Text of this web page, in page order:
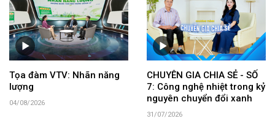
Tọa đàm VTV: Nhãn năng
lượng
04/08/2026
CHUYÊN GIA CHIA SẺ - SỐ
7: Công nghệ nhiệt trong kỷ
nguyên chuyển đổi xanh
31/07/2026